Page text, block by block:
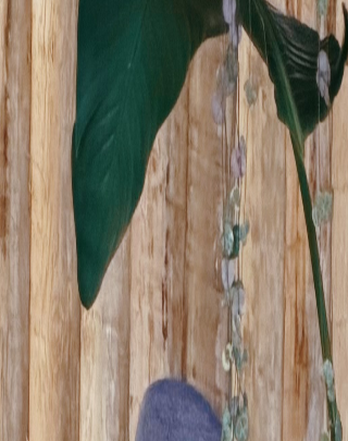
オティクス）